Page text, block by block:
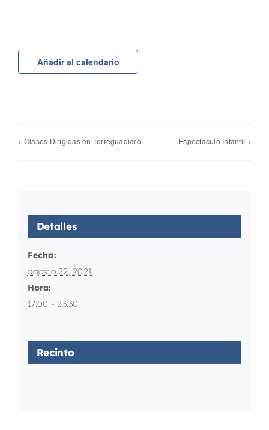
Añadir al calendario
Clases Dirigidas en Torreguadiaro Espectáculo Infantil
Detalles
Fecha:
agosto 22, 2021
Hora:
17:00 - 23:30
Recinto